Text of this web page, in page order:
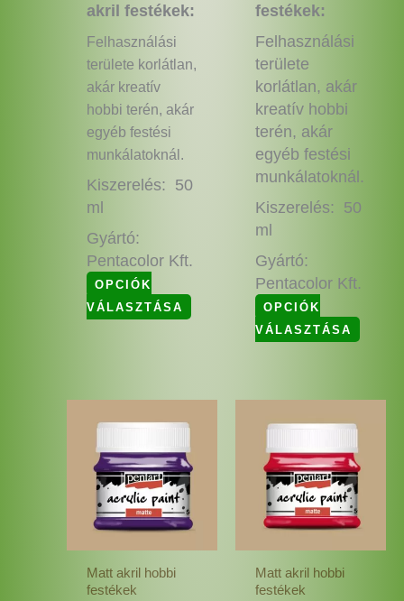
akril festékek:
Felhasználási
területe korlátlan,
akár kreatív
hobbi terén, akár
egyéb festési
munkálatoknál.
Kiszerelés: 50
ml
Gyártó:
Pentacolor Kft.
OPCIÓK
VÁLASZTÁSA
festékek:
Felhasználási
területe
korlátlan, akár
kreatív hobbi
terén, akár
egyéb festési
munkálatoknál.
Kiszerelés: 50
ml
Gyártó:
Pentacolor Kft.
OPCIÓK
VÁLASZTÁSA
Matt akril hobbi
festékek
terméknek
több
van.
változatokMatt akril hobbi
festékek
több
van.